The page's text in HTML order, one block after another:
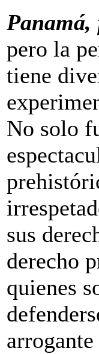
Panamá,
pero la
tiene
No solo
sus
derecho
quienes